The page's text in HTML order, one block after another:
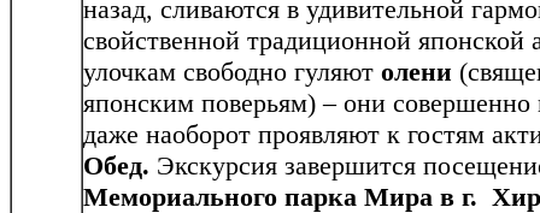
назад, сливаются в удивительной
свойственной традиционной японской
улочкам свободно гуляют олени
японским поверьям) – они совершенно
даже наоборот проявляют к гостям
Обед. Экскурсия завершится
Мемориального парка Мира в г.